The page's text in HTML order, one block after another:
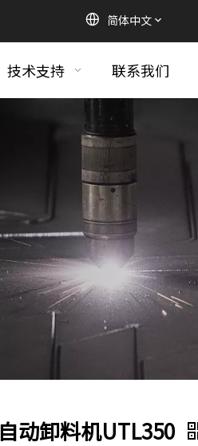
简体中文
技术支持 联系我们
自动卸料机UTL350